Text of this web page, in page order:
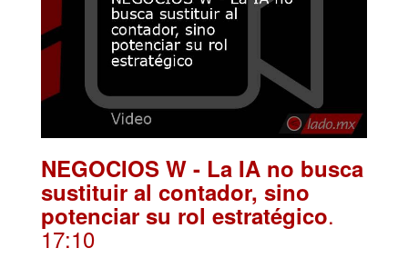
NEGOCIOS W - La IA no busca
sustituir al contador, sino
potenciar su rol estratégico.
17:10